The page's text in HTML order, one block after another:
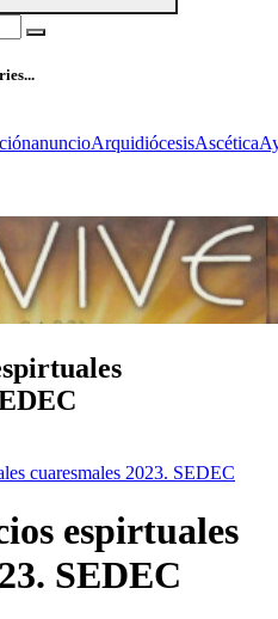
anuncioArquidiócesisAscética
cuaresmales 2023. SEDEC
espirtuales
SEDEC